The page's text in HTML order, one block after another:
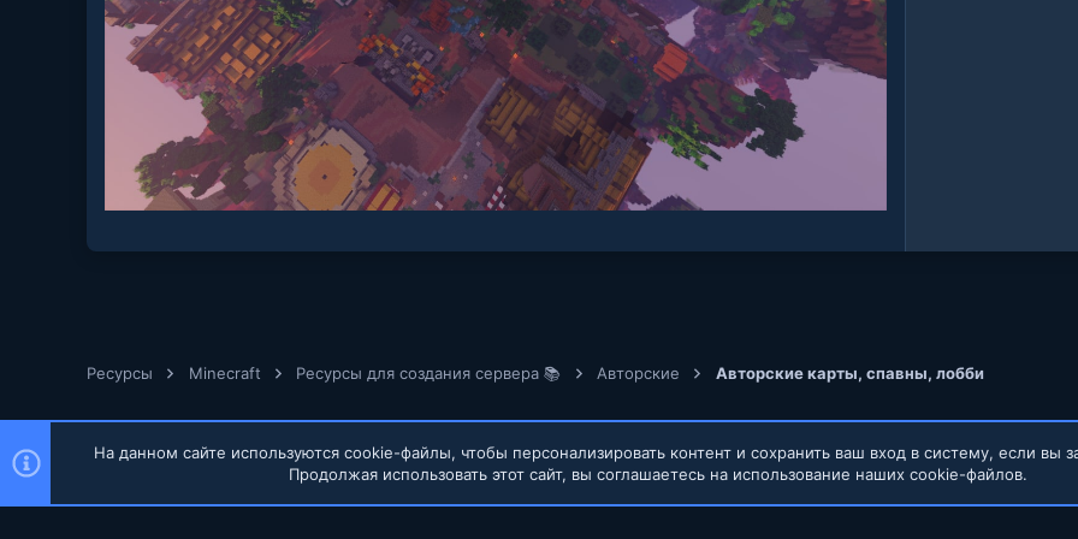
Ресурсы Minecraft Ресурсы для создания сервера 📚 Авторские Авторские карты, спавны, лобби
Обратная связь Условия и правила
На данном сайте используются cookie-файлы, чтобы персонализировать контент и сохранить ваш вход в систему, если вы
Продолжая использовать этот сайт, вы соглашаетесь на использование наших cookie-файлов.